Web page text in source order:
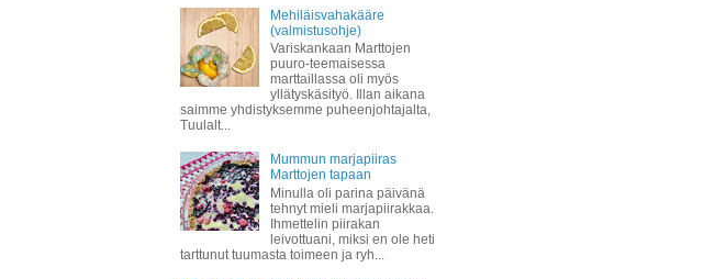
Mehiläisvahakääre
(valmistusohje)
Variskankaan Marttojen
puuro-teemaisessa
marttaillassa oli myös
yllätyskäsityö. Illan aikana
saimme yhdistyksemme puheenjohtajalta,
Tuulalt...
Mummun marjapiiras
Marttojen tapaan
Minulla oli parina päivänä
tehnyt mieli marjapiirakkaa.
Ihmettelin piirakan
leivottuani, miksi en ole heti
tarttunut tuumasta toimeen ja ryh...